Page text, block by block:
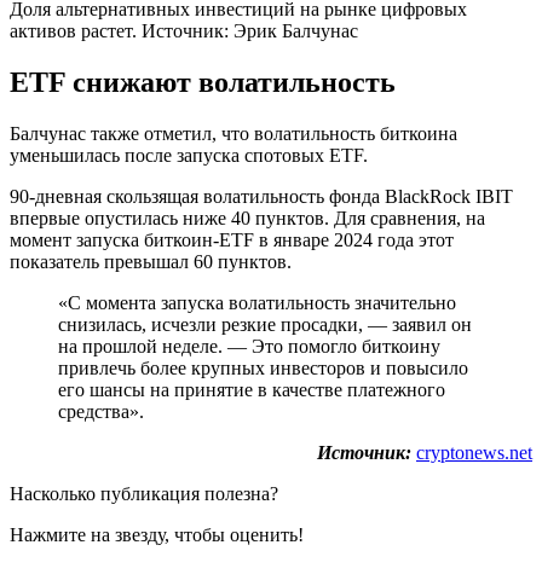
Доля альтернативных инвестиций на рынке цифровых
активов растет. Источник: Эрик Балчунас
ETF снижают волатильность
Балчунас также отметил, что волатильность биткоина
уменьшилась после запуска спотовых ETF.
90-дневная скользящая волатильность фонда BlackRock IBIT
впервые опустилась ниже 40 пунктов. Для сравнения, на
момент запуска биткоин-ETF в январе 2024 года этот
показатель превышал 60 пунктов.
«С момента запуска волатильность значительно
снизилась, исчезли резкие просадки, — заявил он
на прошлой неделе. — Это помогло биткоину
привлечь более крупных инвесторов и повысило
его шансы на принятие в качестве платежного
средства».
Источник: cryptonews.net
Насколько публикация полезна?
Нажмите на звезду, чтобы оценить!